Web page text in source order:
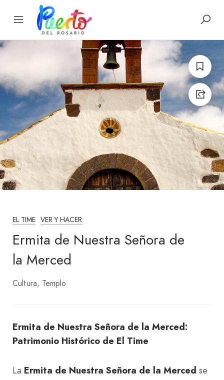
EL TIME VER Y HACER
Ermita de Nuestra Señora de
la Merced
Cultura Templo
Ermita de Nuestra Señora de la Merced:
Patrimonio Histórico de El Time
La Ermita de Nuestra Señora de la Merced se